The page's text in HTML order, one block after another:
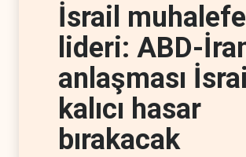
İsrail
lideri: ABD-
anlaşması
kalıcı hasar
bırakacak